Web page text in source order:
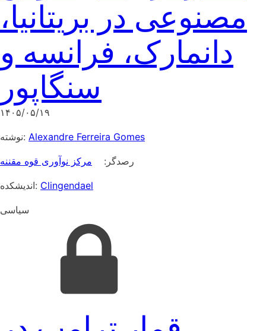
مصنوعی در بریتانیا،
دانمارک، فرانسه و
سنگاپور
۱۴۰۵/۰۵/۱۹
نوشته: Alexandre Ferreira Gomes
رصدگر: مرکز نوآوری قوه مقننه
اندیشکده: Clingendael
سیاسی